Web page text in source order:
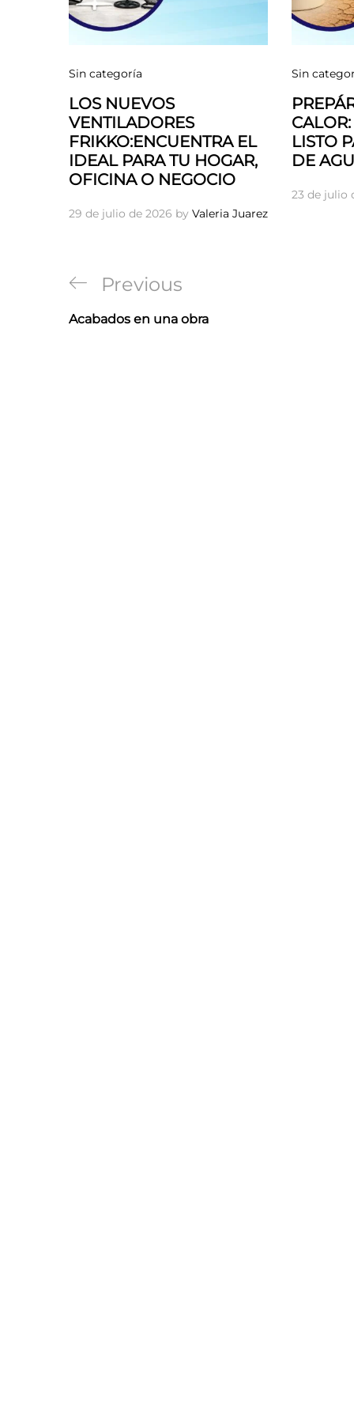
Sin categoría
LOS NUEVOS
VENTILADORES
FRIKKO:ENCUENTRA EL
IDEAL PARA TU HOGAR,
OFICINA O NEGOCIO
29 de julio de 2026 by Valeria Juarez
Sin
LISTO
DE
23 de julio
Navegación
de
Previous
Post
Previous
Acabados en una obra